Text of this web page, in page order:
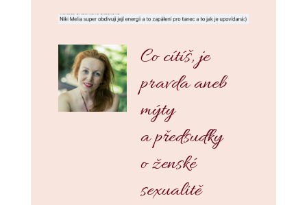
Co cítíš, je
pravda aneb
mýty
a předsudky
o ženské
sexualitě